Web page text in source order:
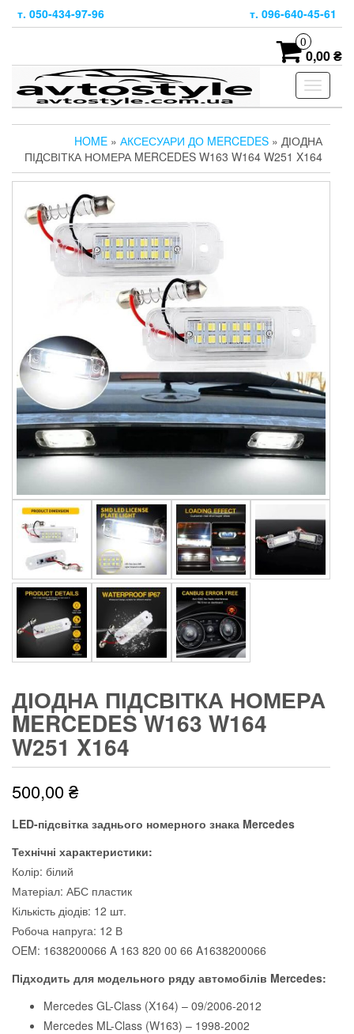
т. 050-434-97-96 т. 096-640-45-61
0
0,00 ₴
Toggle
HOME » АКСЕСУАРИ ДО MERCEDES » ДІОДНА
ПІДСВІТКА НОМЕРА MERCEDES W163 W164 W251 X164
ДІОДНА ПІДСВІТКА НОМЕРА
MERCEDES W163 W164
W251 X164
500,00₴
LED-підсвітка заднього номерного знака Mercedes
Технічні характеристики:
Колір: білий
Матеріал: АБС пластик
Кількість діодів: 12 шт.
Робоча напруга: 12 В
OEM: 1638200066 A 163 820 00 66 A1638200066
Підходить для модельного ряду автомобілів Mercedes:
Mercedes GL-Class (X164) – 09/2006-2012
Mercedes ML-Class (W163) – 1998-2002